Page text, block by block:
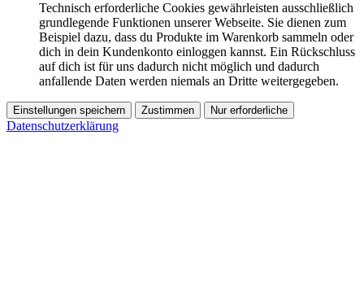
Technisch erforderliche Cookies gewährleisten ausschließlich
grundlegende Funktionen unserer Webseite. Sie dienen zum
Beispiel dazu, dass du Produkte im Warenkorb sammeln oder
dich in dein Kundenkonto einloggen kannst. Ein Rückschluss
auf dich ist für uns dadurch nicht möglich und dadurch
anfallende Daten werden niemals an Dritte weitergegeben.
Einstellungen speichern Zustimmen Nur erforderliche
Datenschutzerklärung